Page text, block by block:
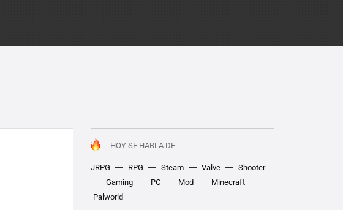
HOY SE HABLA DE
JRPG RPG Steam Valve
Shooter
Gaming
PC Mod
Minecraft
Palworld